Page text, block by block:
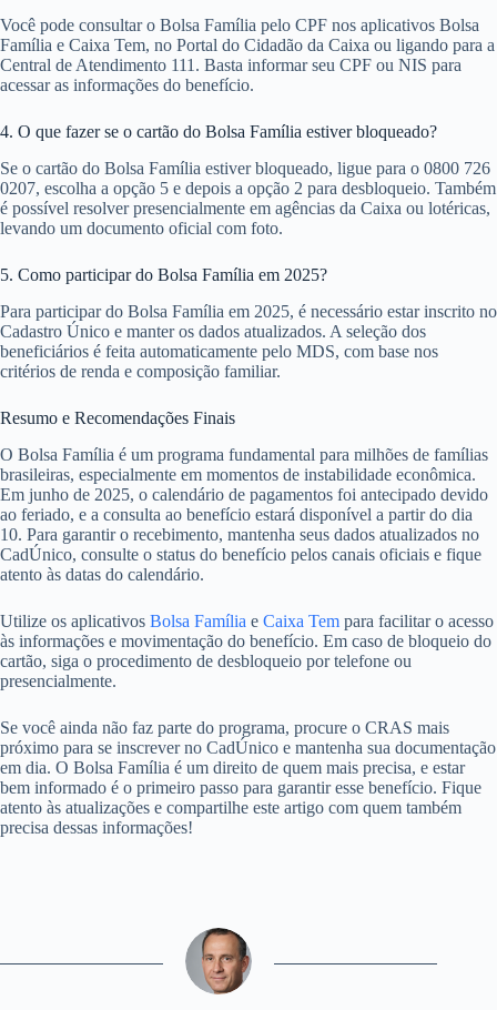
Você pode consultar o Bolsa Família pelo CPF nos aplicativos Bolsa
Família e Caixa Tem, no Portal do Cidadão da Caixa ou ligando para a
Central de Atendimento 111. Basta informar seu CPF ou NIS para
acessar as informações do benefício.
4. O que fazer se o cartão do Bolsa Família estiver bloqueado?
Se o cartão do Bolsa Família estiver bloqueado, ligue para o 0800 726
0207, escolha a opção 5 e depois a opção 2 para desbloqueio. Também
é possível resolver presencialmente em agências da Caixa ou lotéricas,
levando um documento oficial com foto.
5. Como participar do Bolsa Família em 2025?
Para participar do Bolsa Família em 2025, é necessário estar inscrito no
Cadastro Único e manter os dados atualizados. A seleção dos
beneficiários é feita automaticamente pelo MDS, com base nos
critérios de renda e composição familiar.
Resumo e Recomendações Finais
O Bolsa Família é um programa fundamental para milhões de famílias
brasileiras, especialmente em momentos de instabilidade econômica.
Em junho de 2025, o calendário de pagamentos foi antecipado devido
ao feriado, e a consulta ao benefício estará disponível a partir do dia
10. Para garantir o recebimento, mantenha seus dados atualizados no
CadÚnico, consulte o status do benefício pelos canais oficiais e fique
atento às datas do calendário.
Utilize os aplicativos Bolsa Família e Caixa Tem para facilitar o acesso
às informações e movimentação do benefício. Em caso de bloqueio do
cartão, siga o procedimento de desbloqueio por telefone ou
presencialmente.
Se você ainda não faz parte do programa, procure o CRAS mais
próximo para se inscrever no CadÚnico e mantenha sua documentação
em dia. O Bolsa Família é um direito de quem mais precisa, e estar
bem informado é o primeiro passo para garantir esse benefício. Fique
atento às atualizações e compartilhe este artigo com quem também
precisa dessas informações!